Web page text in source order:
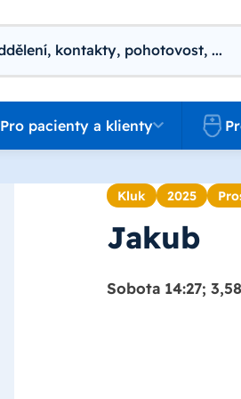
Pro pacienty a klienty
Pro
Kluk 2025
Jakub
Sobota 14:27;